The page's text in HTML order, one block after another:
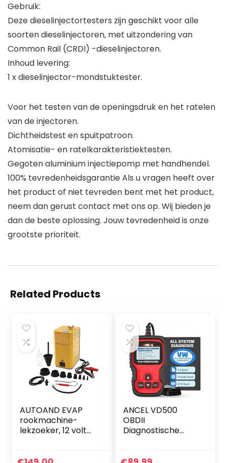
Gebruik:
Deze dieselinjectortesters zijn geschikt voor alle
soorten dieselinjectoren, met uitzondering van
Common Rail (CRDI) -dieselinjectoren.
Inhoud levering:
1 x dieselinjector-mondstuktester.
Voor het testen van de openingsdruk en het ratelen
van de injectoren.
Dichtheidstest en spuitpatroon.
Atomisatie- en ratelkarakteristiektesten.
Gegoten aluminium injectiepomp met handhendel.
100% tevredenheidsgarantie Als u vragen heeft over
het product of niet tevreden bent met het product,
neem dan gerust contact met ons op. Wij bieden je
dan de beste oplossing. Jouw tevredenheid is onze
grootste prioriteit.
Related Products
AUTOAND EVAP
rookmachine-
lekzoeker, 12 volt
ANCEL VD500
OBDII
Diagnostische